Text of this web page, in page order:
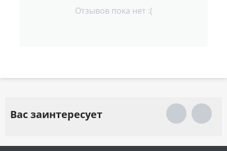
Отзывов пока нет :(
Вас заинтересует